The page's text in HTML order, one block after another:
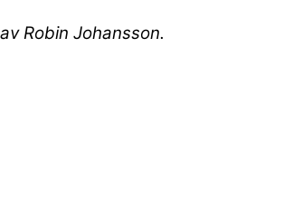
Robin Johansson.